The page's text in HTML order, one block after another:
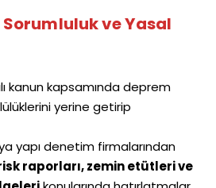
Sorumluluk ve Yasal
kanun kapsamında deprem
yerine getirip
yapı denetim firmalarından
raporları, zemin etütleri ve